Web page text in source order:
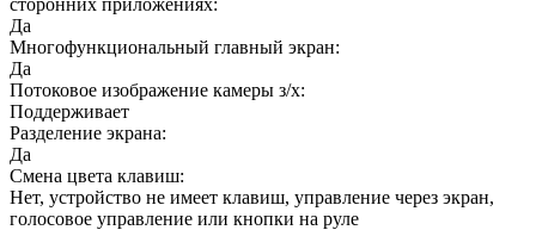
Да
Многофункциональный главный экран:
Да
Потоковое изображение камеры з/х:
Поддерживает
Разделение экрана:
Да
Смена цвета клавиш:
Нет, устройство не имеет клавиш, управление через экран,
голосовое управление или кнопки на руле